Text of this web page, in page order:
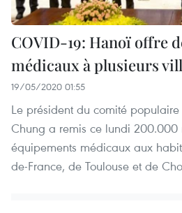
COVID-19: Hanoï offre
médicaux à plusieurs
19/05/2020 01:55
Le président du comité
Chung a remis ce lundi 200.000
équipements médicaux aux
de-France, de Toulouse et de